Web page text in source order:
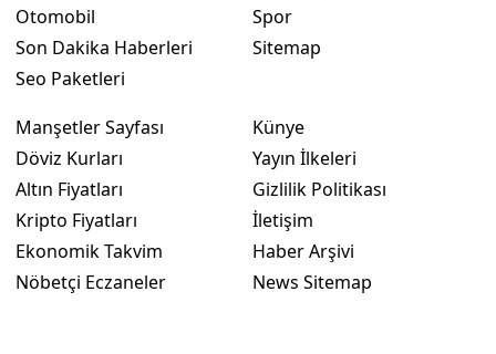
Otomobil
Son Dakika Haberleri
Seo Paketleri
Spor
Sitemap
Manşetler Sayfası
Döviz Kurları
Altın Fiyatları
Kripto Fiyatları
Ekonomik Takvim
Nöbetçi Eczaneler
Künye
Yayın İlkeleri
Gizlilik Politikası
İletişim
Haber Arşivi
News Sitemap